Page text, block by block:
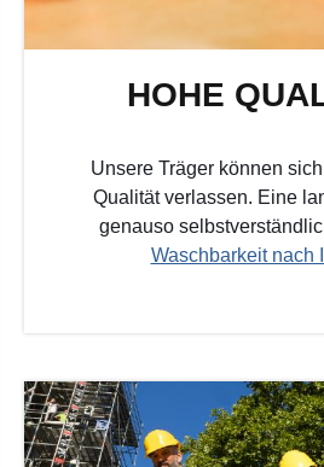
HOHE
Unsere Träger können
Qualität verlassen. Eine
genauso
Waschbarkeit nach